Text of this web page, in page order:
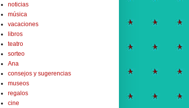
noticias
música
vacaciones
libros
teatro
sorteo
Ana
consejos y sugerencias
museos
regalos
cine